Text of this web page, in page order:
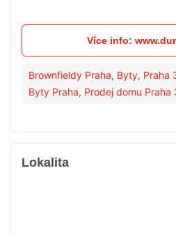
Více info:
Brownfieldy Praha, Byty, Praha
Byty Praha, Prodej domu Praha
Lokalita